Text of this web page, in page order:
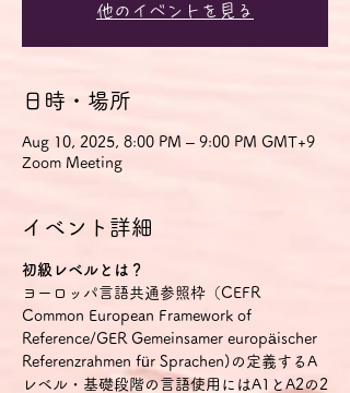
他のイベントを見る
日時・場所
Aug 10, 2025, 8:00 PM – 9:00 PM GMT+9
Zoom Meeting
イベント詳細
初級レベルとは？
ヨーロッパ言語共通参照枠（CEFR
Common European Framework of
Reference/GER Gemeinsamer europäischer
Referenzrahmen für Sprachen)の定義するA
レベル・基礎段階の言語使用にはA1とA2の2